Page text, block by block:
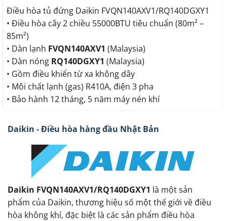
Điều hòa tủ đứng Daikin FVQN140AXV1/RQ140DGXY1
• Điều hòa cây 2 chiều 55000BTU tiêu chuẩn (80m² –
85m²)
• Dàn lạnh FVQN140AXV1 (Malaysia)
• Dàn nóng RQ140DGXY1 (Malaysia)
• Gồm điều khiển từ xa không dây
• Môi chất lạnh (gas) R410A, điện 3 pha
• Bảo hành 12 tháng, 5 năm máy nén khí
Daikin - Điều hòa hàng đầu Nhật Bản
Daikin FVQN140AXV1/RQ140DGXY1 là một sản
phẩm của Daikin, thương hiệu số một thế giới về điều
hòa không khí, đặc biệt là các sản phẩm điều hòa